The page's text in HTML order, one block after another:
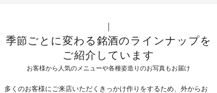
季節ごとに変わる銘酒のラインナップを
ご紹介しています
お客様から人気のメニューや各種姿造りのお写真もお届け
多くのお客様にご来店いただくきっかけ作りをするため、外からお